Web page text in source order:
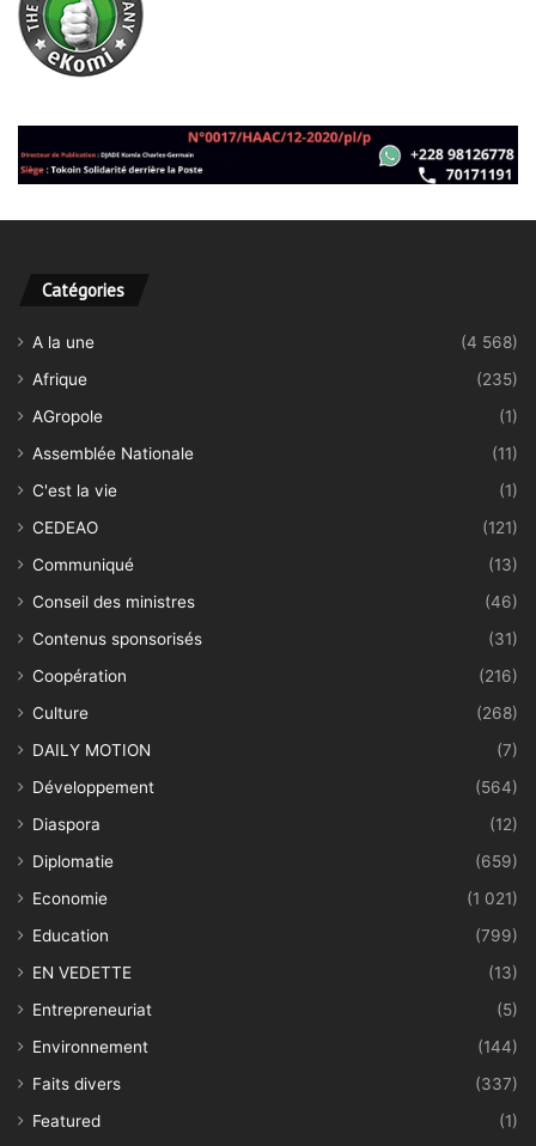
Catégories
A la une
(4 568)
Afrique
(235)
AGropole
(1)
Assemblée Nationale
(11)
C'est la vie
(1)
CEDEAO
(121)
Communiqué
(13)
Conseil des ministres
(46)
Contenus sponsorisés
(31)
Coopération
(216)
Culture
(268)
DAILY MOTION
(7)
Développement
(564)
Diaspora
(12)
Diplomatie
(659)
Economie
(1 021)
Education
(799)
EN VEDETTE
(13)
Entrepreneuriat
(5)
Environnement
(144)
Faits divers
(337)
Featured
(1)